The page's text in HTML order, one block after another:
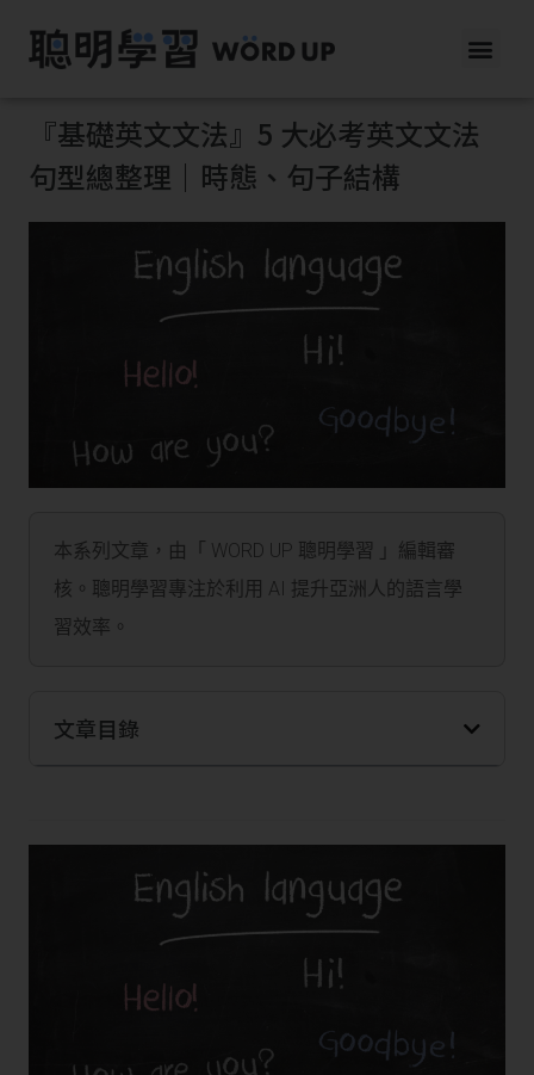
『基礎英文文法』5 大必考英文文法
句型總整理｜時態、句子結構
本系列文章，由「 WORD UP 聰明學習 」編輯審
核。聰明學習專注於利用 AI 提升亞洲人的語言學
習效率。
文章目錄